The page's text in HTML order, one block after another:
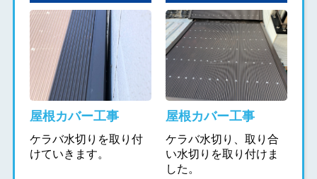
屋根カバー工事
ケラバ水切りを取り付
けていきます。
屋根カバー工事
ケラバ水切り、取り合
い水切りを取り付けま
した。